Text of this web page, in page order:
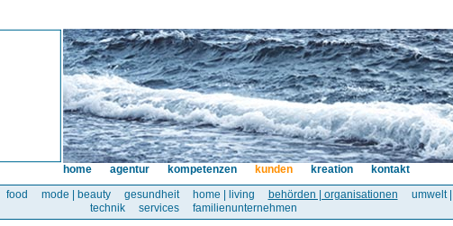
food mode | beauty gesundheit home | living behörden | organisationen
umwelt |
technik
services familienunternehmen
home agentur kompetenzen kunden kreation kontakt